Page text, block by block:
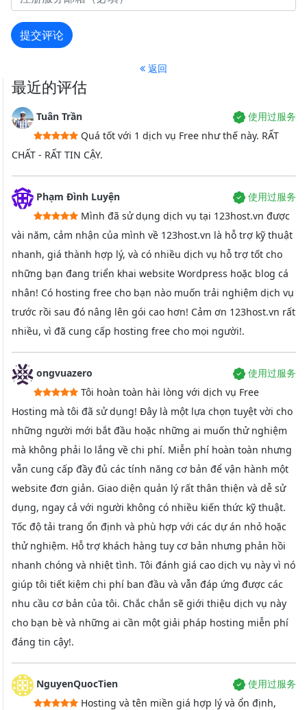
提交评论
返回
最近的评估
Tuân Trần
使用过服务
Quá tốt với 1 dịch vụ Free như thế này. RẤT
CHẤT - RẤT TIN CẬY.
Phạm Đình Luyện
使用过服务
Mình đã sử dụng dịch vụ tại 123host.vn được
vài năm, cảm nhận của mình về 123host.vn là hỗ trợ kỹ thuật
nhanh, giá thành hợp lý, và có nhiều dịch vụ hỗ trợ tốt cho
những bạn đang triển khai website Wordpress hoặc blog cá
nhân! Có hosting free cho bạn nào muốn trải nghiệm dịch vụ
trước rồi sau đó nâng lên gói cao hơn! Cảm ơn 123host.vn rất
nhiều, vì đã cung cấp hosting free cho mọi người!.
ongvuazero
使用过服务
Tôi hoàn toàn hài lòng với dịch vụ Free
Hosting mà tôi đã sử dụng! Đây là một lựa chọn tuyệt vời cho
những người mới bắt đầu hoặc những ai muốn thử nghiệm
mà không phải lo lắng về chi phí. Miễn phí hoàn toàn nhưng
vẫn cung cấp đầy đủ các tính năng cơ bản để vận hành một
website đơn giản. Giao diện quản lý rất thân thiện và dễ sử
dụng, ngay cả với người không có nhiều kiến thức kỹ thuật.
Tốc độ tải trang ổn định và phù hợp với các dự án nhỏ hoặc
thử nghiệm. Hỗ trợ khách hàng tuy cơ bản nhưng phản hồi
nhanh chóng và nhiệt tình. Tôi đánh giá cao dịch vụ này vì nó
giúp tôi tiết kiệm chi phí ban đầu và vẫn đáp ứng được các
nhu cầu cơ bản của tôi. Chắc chắn sẽ giới thiệu dịch vụ này
cho bạn bè và những ai cần một giải pháp hosting miễn phí
đáng tin cậy!.
NguyenQuocTien
使用过服务
Hosting và tên miền giá hợp lý và ổn định,